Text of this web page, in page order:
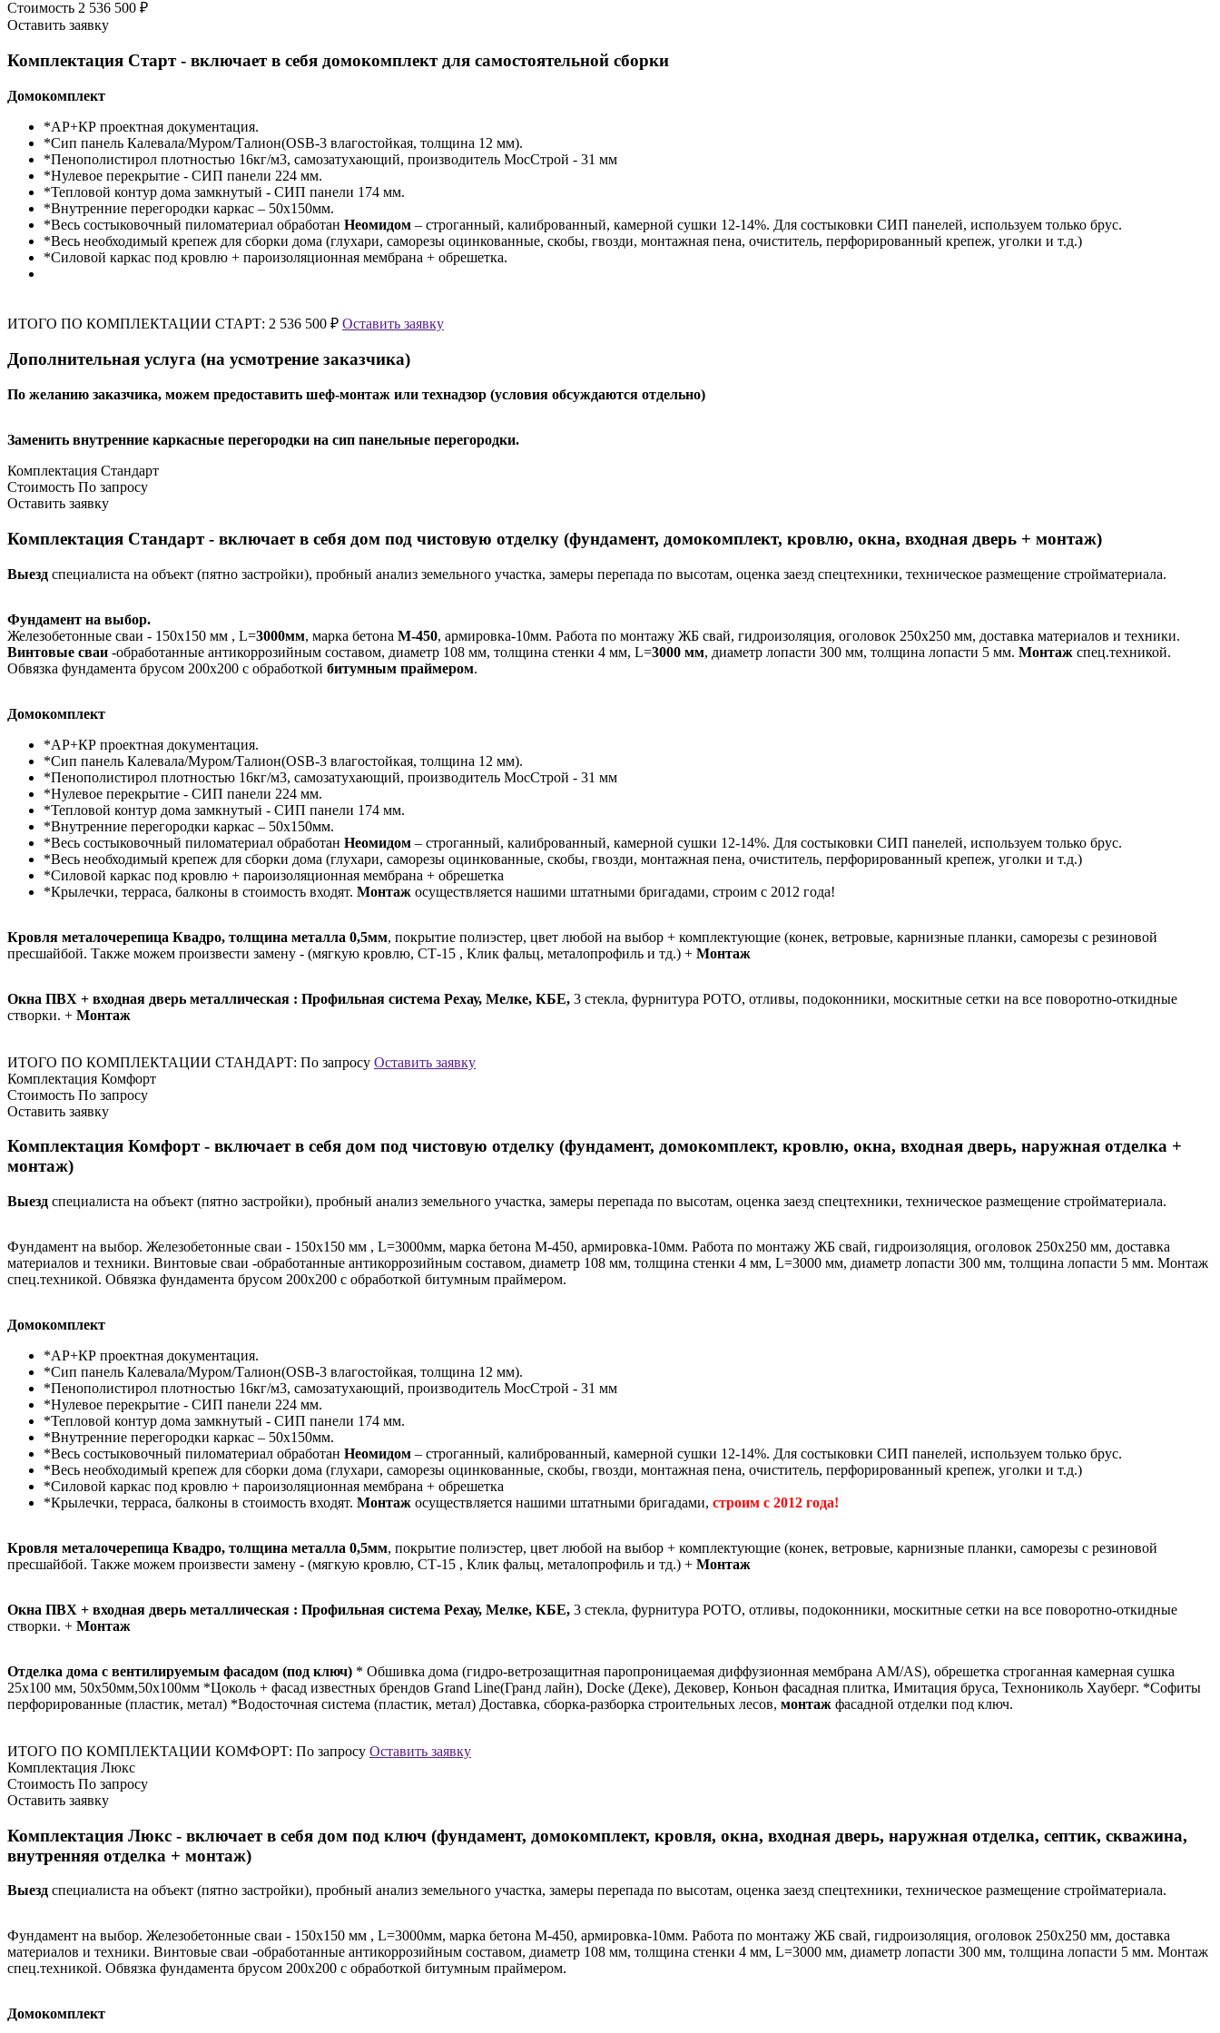
Стоимость 2 536 500 ₽
Оставить заявку
Комплектация Старт - включает в себя домокомплект для самостоятельной сборки
Домокомплект
*АР+КР проектная документация.
*Сип панель Калевала/Муром/Талион(OSB-3 влагостойкая, толщина 12 мм).
*Пенополистирол плотностью 16кг/м3, самозатухающий, производитель МосСтрой - 31 мм
*Нулевое перекрытие - СИП панели 224 мм.
*Тепловой контур дома замкнутый - СИП панели 174 мм.
*Внутренние перегородки каркас – 50х150мм.
*Весь состыковочный пиломатериал обработан Неомидом – строганный, калиброванный, камерной сушки 12-14%. Для состыковки СИП панелей, используем только брус.
*Весь необходимый крепеж для сборки дома (глухари, саморезы оцинкованные, скобы, гвозди, монтажная пена, очиститель, перфорированный крепеж, уголки и т.д.)
*Силовой каркас под кровлю + пароизоляционная мембрана + обрешетка.
ИТОГО ПО КОМПЛЕКТАЦИИ СТАРТ: 2 536 500 ₽ Оставить заявку
Дополнительная услуга (на усмотрение заказчика)
По желанию заказчика, можем предоставить шеф-монтаж или технадзор (условия обсуждаются отдельно)
Заменить внутренние каркасные перегородки на сип панельные перегородки.
Комплектация Стандарт
Стоимость По запросу
Оставить заявку
Комплектация Стандарт - включает в себя дом под чистовую отделку (фундамент, домокомплект, кровлю, окна, входная дверь + монтаж)
Выезд специалиста на объект (пятно застройки), пробный анализ земельного участка, замеры перепада по высотам, оценка заезд спецтехники, техническое размещение стройматериала.
Фундамент на выбор.
Железобетонные сваи - 150х150 мм , L=3000мм, марка бетона М-450, армировка-10мм. Работа по монтажу ЖБ свай, гидроизоляция, оголовок 250х250 мм, доставка материалов и техники.
Винтовые сваи -обработанные антикоррозийным составом, диаметр 108 мм, толщина стенки 4 мм, L=3000 мм, диаметр лопасти 300 мм, толщина лопасти 5 мм. Монтаж спец.техникой.
Обвязка фундамента брусом 200х200 с обработкой битумным праймером.
Домокомплект
*АР+КР проектная документация.
*Сип панель Калевала/Муром/Талион(OSB-3 влагостойкая, толщина 12 мм).
*Пенополистирол плотностью 16кг/м3, самозатухающий, производитель МосСтрой - 31 мм
*Нулевое перекрытие - СИП панели 224 мм.
*Тепловой контур дома замкнутый - СИП панели 174 мм.
*Внутренние перегородки каркас – 50х150мм.
*Весь состыковочный пиломатериал обработан Неомидом – строганный, калиброванный, камерной сушки 12-14%. Для состыковки СИП панелей, используем только брус.
*Весь необходимый крепеж для сборки дома (глухари, саморезы оцинкованные, скобы, гвозди, монтажная пена, очиститель, перфорированный крепеж, уголки и т.д.)
*Силовой каркас под кровлю + пароизоляционная мембрана + обрешетка
*Крылечки, терраса, балконы в стоимость входят. Монтаж осуществляется нашими штатными бригадами, строим с 2012 года!
Кровля металочерепица Квадро, толщина металла 0,5мм, покрытие полиэстер, цвет любой на выбор + комплектующие (конек, ветровые, карнизные планки, саморезы с резиновой
пресшайбой. Также можем произвести замену - (мягкую кровлю, СТ-15 , Клик фальц, металопрофиль и тд.) + Монтаж
Окна ПВХ + входная дверь металлическая : Профильная система Рехау, Мелке, КБЕ, 3 стекла, фурнитура РОТО, отливы, подоконники, москитные сетки на все поворотно-откидные
створки. + Монтаж
ИТОГО ПО КОМПЛЕКТАЦИИ СТАНДАРТ: По запросу Оставить заявку
Комплектация Комфорт
Стоимость По запросу
Оставить заявку
Комплектация Комфорт - включает в себя дом под чистовую отделку (фундамент, домокомплект, кровлю, окна, входная дверь, наружная отделка +
монтаж)
Выезд специалиста на объект (пятно застройки), пробный анализ земельного участка, замеры перепада по высотам, оценка заезд спецтехники, техническое размещение стройматериала.
Фундамент на выбор. Железобетонные сваи - 150х150 мм , L=3000мм, марка бетона М-450, армировка-10мм. Работа по монтажу ЖБ свай, гидроизоляция, оголовок 250х250 мм, доставка
материалов и техники. Винтовые сваи -обработанные антикоррозийным составом, диаметр 108 мм, толщина стенки 4 мм, L=3000 мм, диаметр лопасти 300 мм, толщина лопасти 5 мм. Монтаж
спец.техникой. Обвязка фундамента брусом 200х200 с обработкой битумным праймером.
Домокомплект
*АР+КР проектная документация.
*Сип панель Калевала/Муром/Талион(OSB-3 влагостойкая, толщина 12 мм).
*Пенополистирол плотностью 16кг/м3, самозатухающий, производитель МосСтрой - 31 мм
*Нулевое перекрытие - СИП панели 224 мм.
*Тепловой контур дома замкнутый - СИП панели 174 мм.
*Внутренние перегородки каркас – 50х150мм.
*Весь состыковочный пиломатериал обработан Неомидом – строганный, калиброванный, камерной сушки 12-14%. Для состыковки СИП панелей, используем только брус.
*Весь необходимый крепеж для сборки дома (глухари, саморезы оцинкованные, скобы, гвозди, монтажная пена, очиститель, перфорированный крепеж, уголки и т.д.)
*Силовой каркас под кровлю + пароизоляционная мембрана + обрешетка
*Крылечки, терраса, балконы в стоимость входят. Монтаж осуществляется нашими штатными бригадами, строим с 2012 года!
Кровля металочерепица Квадро, толщина металла 0,5мм, покрытие полиэстер, цвет любой на выбор + комплектующие (конек, ветровые, карнизные планки, саморезы с резиновой
пресшайбой. Также можем произвести замену - (мягкую кровлю, СТ-15 , Клик фальц, металопрофиль и тд.) + Монтаж
Окна ПВХ + входная дверь металлическая : Профильная система Рехау, Мелке, КБЕ, 3 стекла, фурнитура РОТО, отливы, подоконники, москитные сетки на все поворотно-откидные
створки. + Монтаж
Отделка дома c вентилируемым фасадом (под ключ) * Обшивка дома (гидро-ветрозащитная паропроницаемая диффузионная мембрана АМ/АS), обрешетка строганная камерная сушка
25х100 мм, 50х50мм,50х100мм *Цоколь + фасад известных брендов Grand Line(Гранд лайн), Docke (Деке), Дековер, Коньон фасадная плитка, Имитация бруса, Технониколь Хауберг. *Софиты
перфорированные (пластик, метал) *Водосточная система (пластик, метал) Доставка, сборка-разборка строительных лесов, монтаж фасадной отделки под ключ.
ИТОГО ПО КОМПЛЕКТАЦИИ КОМФОРТ: По запросу Оставить заявку
Комплектация Люкс
Стоимость По запросу
Оставить заявку
Комплектация Люкс - включает в себя дом под ключ (фундамент, домокомплект, кровля, окна, входная дверь, наружная отделка, септик, скважина,
внутренняя отделка + монтаж)
Выезд специалиста на объект (пятно застройки), пробный анализ земельного участка, замеры перепада по высотам, оценка заезд спецтехники, техническое размещение стройматериала.
Фундамент на выбор. Железобетонные сваи - 150х150 мм , L=3000мм, марка бетона М-450, армировка-10мм. Работа по монтажу ЖБ свай, гидроизоляция, оголовок 250х250 мм, доставка
материалов и техники. Винтовые сваи -обработанные антикоррозийным составом, диаметр 108 мм, толщина стенки 4 мм, L=3000 мм, диаметр лопасти 300 мм, толщина лопасти 5 мм. Монтаж
спец.техникой. Обвязка фундамента брусом 200х200 с обработкой битумным праймером.
Домокомплект